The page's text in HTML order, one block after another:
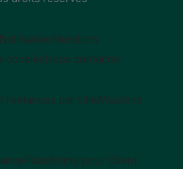
Mentions
cookiesNous contacter
Freelances par villeMissions
Plateforme pour Client